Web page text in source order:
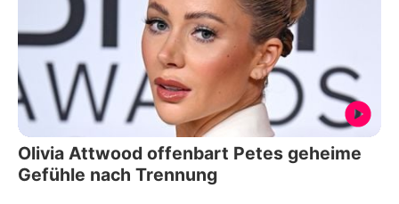
Olivia Attwood offenbart Petes geheime
Gefühle nach Trennung